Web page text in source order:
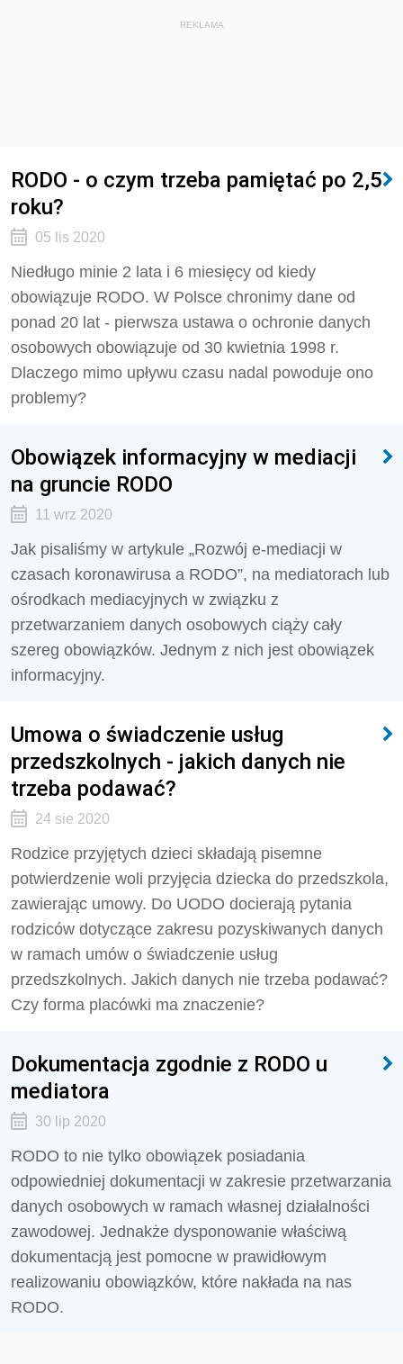
REKLAMA
RODO - o czym trzeba pamiętać po 2,5
roku?
05 lis 2020
Niedługo minie 2 lata i 6 miesięcy od kiedy
obowiązuje RODO. W Polsce chronimy dane od
ponad 20 lat - pierwsza ustawa o ochronie danych
osobowych obowiązuje od 30 kwietnia 1998 r.
Dlaczego mimo upływu czasu nadal powoduje ono
problemy?
Obowiązek informacyjny w mediacji
na gruncie RODO
11 wrz 2020
Jak pisaliśmy w artykule „Rozwój e-mediacji w
czasach koronawirusa a RODO”, na mediatorach lub
ośrodkach mediacyjnych w związku z
przetwarzaniem danych osobowych ciąży cały
szereg obowiązków. Jednym z nich jest obowiązek
informacyjny.
Umowa o świadczenie usług
przedszkolnych - jakich danych nie
trzeba podawać?
24 sie 2020
Rodzice przyjętych dzieci składają pisemne
potwierdzenie woli przyjęcia dziecka do przedszkola,
zawierając umowy. Do UODO docierają pytania
rodziców dotyczące zakresu pozyskiwanych danych
w ramach umów o świadczenie usług
przedszkolnych. Jakich danych nie trzeba podawać?
Czy forma placówki ma znaczenie?
Dokumentacja zgodnie z RODO u
mediatora
30 lip 2020
RODO to nie tylko obowiązek posiadania
odpowiedniej dokumentacji w zakresie przetwarzania
danych osobowych w ramach własnej działalności
zawodowej. Jednakże dysponowanie właściwą
dokumentacją jest pomocne w prawidłowym
realizowaniu obowiązków, które nakłada na nas
RODO.